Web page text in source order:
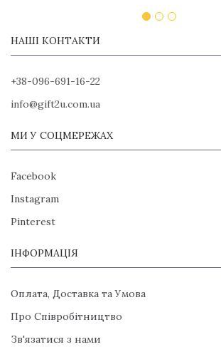
НАШІ КОНТАКТИ
+38-096-691-16-22
info@gift2u.com.ua
МИ У СОЦМЕРЕЖАХ
Facebook
Instagram
Pinterest
ІНФОРМАЦІЯ
Оплата, Доставка та Умова
Про Співробітництво
Зв'язатися з нами